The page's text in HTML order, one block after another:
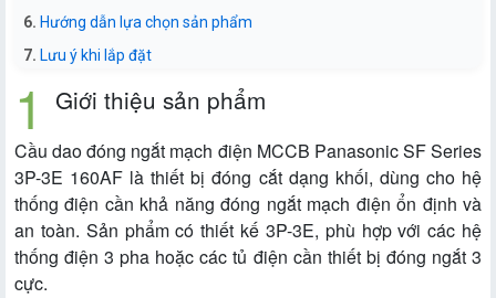
Hướng dẫn lựa chọn sản phẩm
Lưu ý khi lắp đặt
Giới thiệu sản phẩm
Cầu dao đóng ngắt mạch điện MCCB Panasonic SF Series
3P-3E 160AF là thiết bị đóng cắt dạng khối, dùng cho hệ
thống điện cần khả năng đóng ngắt mạch điện ổn định và
an toàn. Sản phẩm có thiết kế 3P-3E, phù hợp với các hệ
thống điện 3 pha hoặc các tủ điện cần thiết bị đóng ngắt 3
cực.